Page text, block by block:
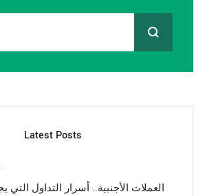
Latest Posts
العملات الأجنبية.. أسرار التداول